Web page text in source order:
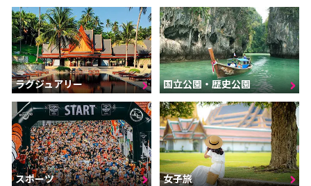
ラグジュアリー 国立公園・歴史公園
スポーツ 女子旅